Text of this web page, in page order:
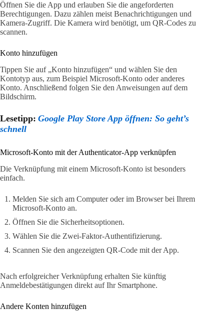
Öffnen Sie die App und erlauben Sie die angeforderten
Berechtigungen. Dazu zählen meist Benachrichtigungen und
Kamera-Zugriff. Die Kamera wird benötigt, um QR-Codes zu
scannen.
Konto hinzufügen
Tippen Sie auf „Konto hinzufügen“ und wählen Sie den
Kontotyp aus, zum Beispiel Microsoft-Konto oder anderes
Konto. Anschließend folgen Sie den Anweisungen auf dem
Bildschirm.
Lesetipp: Google Play Store App öffnen: So geht’s
schnell
Microsoft-Konto mit der Authenticator-App verknüpfen
Die Verknüpfung mit einem Microsoft-Konto ist besonders
einfach.
Melden Sie sich am Computer oder im Browser bei Ihrem
Microsoft-Konto an.
Öffnen Sie die Sicherheitsoptionen.
Wählen Sie die Zwei-Faktor-Authentifizierung.
Scannen Sie den angezeigten QR-Code mit der App.
Nach erfolgreicher Verknüpfung erhalten Sie künftig
Anmeldebestätigungen direkt auf Ihr Smartphone.
Andere Konten hinzufügen